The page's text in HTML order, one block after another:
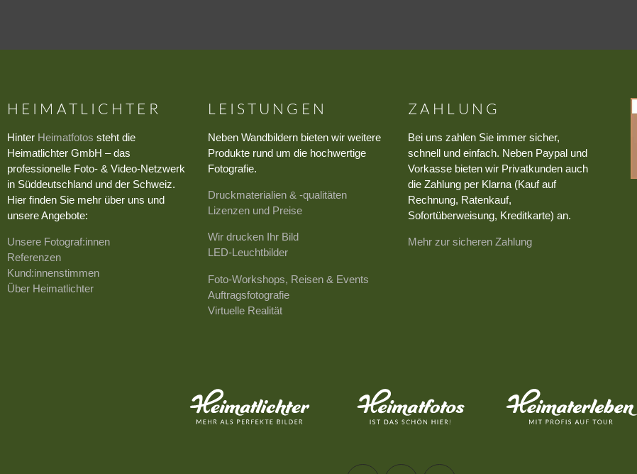
HEIMATLICHTER
Hinter Heimatfotos steht die
Heimatlichter GmbH – das
professionelle Foto- & Video-Netzwerk
in Süddeutschland und der Schweiz.
Hier finden Sie mehr über uns und
unsere Angebote:
Unsere Fotograf:innen
Referenzen
Kund:innenstimmen
Über Heimatlichter
LEISTUNGEN
Neben Wandbildern bieten wir weitere
Produkte rund um die hochwertige
Fotografie.
Druckmaterialien & -qualitäten
Lizenzen und Preise
Wir drucken Ihr Bild
LED-Leuchtbilder
Foto-Workshops, Reisen & Events
Auftragsfotografie
Virtuelle Realität
ZAHLUNG
Bei uns zahlen Sie immer sicher,
schnell und einfach. Neben Paypal und
Vorkasse bieten wir Privatkunden auch
die Zahlung per Klarna (Kauf auf
Rechnung, Ratenkauf,
Sofortüberweisung, Kreditkarte) an.
Mehr zur sicheren Zahlung